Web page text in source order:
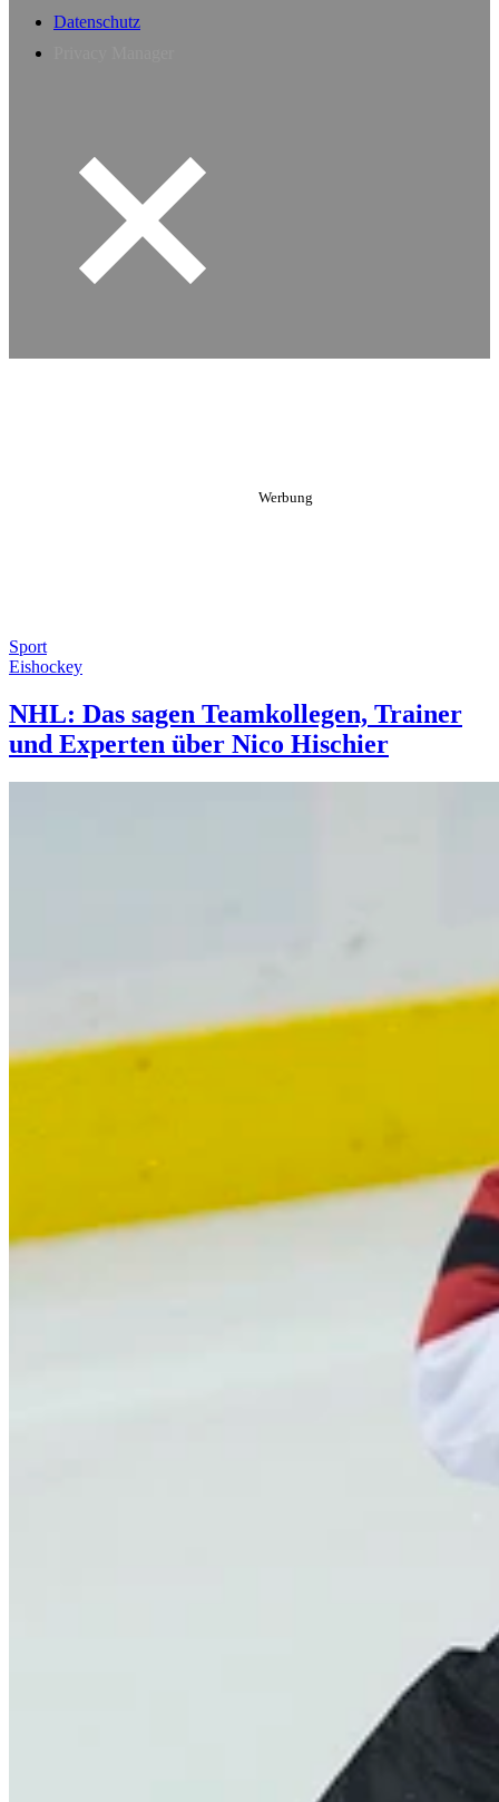
Datenschutz
Sport
Eishockey
NHL: Das sagen Teamkollegen, Trainer
und Experten über Nico Hischier